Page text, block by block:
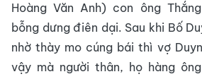
Hoàng Văn Anh) con ông
bỗng dưng điên dại. Sau khi Bố
nhờ thày mo cúng bái thì vợ
vậy mà người thân, họ hàng